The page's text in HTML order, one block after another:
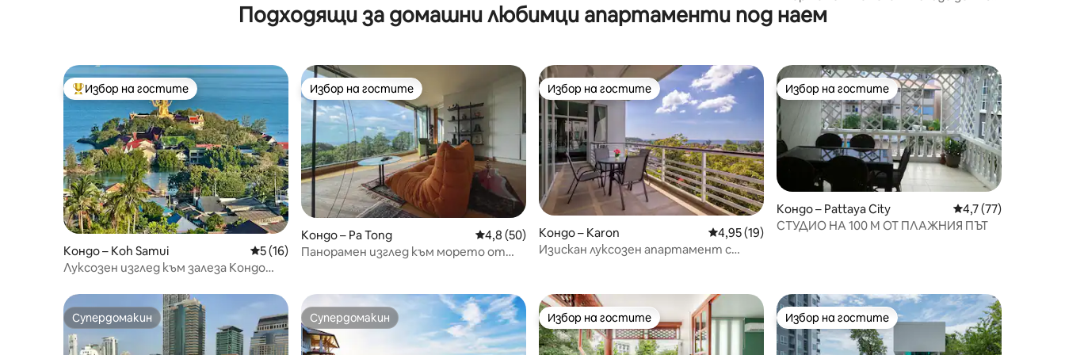
Ekamai/Thonglor·Инфинити БАСЕЙН
на покрива
Подходящи за домашни любимци апартаменти под наем
Най-популярен избор на гостите
Избор на гостите
Кондо – Koh Samui Средна оценка: 5 от 5, 16 отзива
5 (16)
Луксозен изглед към залеза Кондо
Избор на гостите
Избор на гостите
Кондо – Pa Tong Средна оценка: 4,8 от 5, 50 отзива
4,8 (50)
Панорамен изглед към морето от
Избор на гостите
Избор на гостите
Кондо – Karon Средна оценка: 4,95 от 5, 19 отзива
4,95 (19)
Изискан луксозен апартамент с
Избор на гостите
Избор на гостите
Кондо – Pattaya City Средна оценка:
4,7 (77)
СТУДИО НА 100 М ОТ ПЛАЖНИЯ ПЪТ
Супердомакин
Супердомакин Супердомакин
Супердомакин Избор на гостите
Избор на гостите Избор на гостите
Избор на гостите